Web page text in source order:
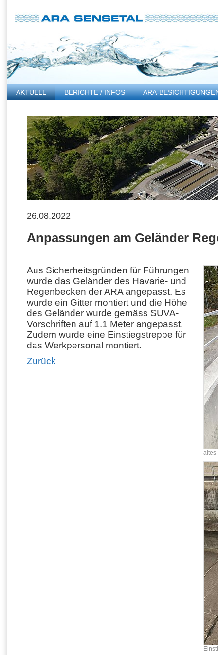
AKTUELL BERICHTE / INFOS
ARA-
26.08.2022
Anpassungen am Geländer
altes
Aus Sicherheitsgründen für Führungen
wurde das Geländer des Havarie- und
Regenbecken der ARA angepasst. Es
wurde ein Gitter montiert und die Höhe
des Geländer wurde gemäss SUVA-
Vorschriften auf 1.1 Meter angepasst.
Zudem wurde eine Einstiegstreppe für
das Werkpersonal montiert.
Zurück